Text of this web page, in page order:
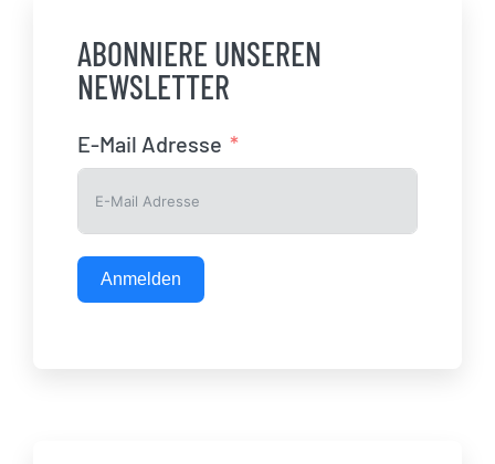
ABONNIERE UNSEREN
NEWSLETTER
E-Mail Adresse
Anmelden